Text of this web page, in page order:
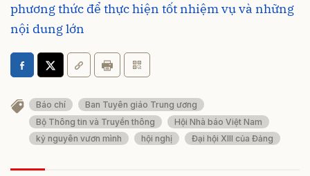
phương thức để thực hiện tốt nhiệm vụ và những
nội dung lớn
Báo chí
Ban Tuyên giáo Trung ương
Bộ Thông tin và Truyền thông
Hội Nhà báo Việt Nam
kỷ nguyên vươn mình
hội nghị Đại hội XIII của Đảng